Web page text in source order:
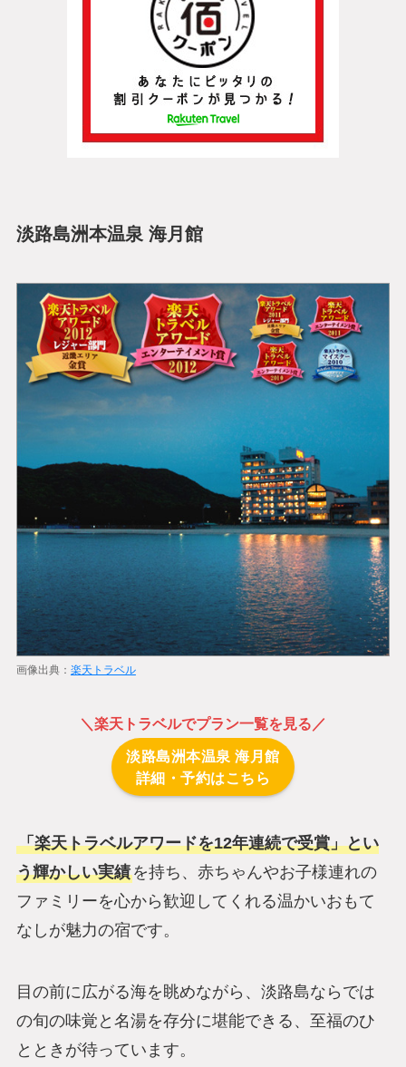
淡路島洲本温泉 海月館
画像出典： 楽天トラベル
＼ 楽天トラベルでプラン一覧を見る／
淡路島洲本温泉 海月館
詳細・予約はこちら
「楽天トラベルアワードを12年連続で受賞」とい
う輝かしい実績を持ち、赤ちゃんやお子様連れの
ファミリーを心から歓迎してくれる温かいおもて
なしが魅力の宿です。
目の前に広がる海を眺めながら、淡路島ならでは
の旬の味覚と名湯を存分に堪能できる、至福のひ
とときが待っています。